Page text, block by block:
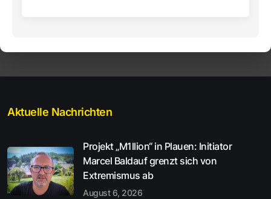
Aktuelle Nachrichten
Projekt „M1llion“ in Plauen: Initiator
Marcel Baldauf grenzt sich von
Extremismus ab
August 6, 2026